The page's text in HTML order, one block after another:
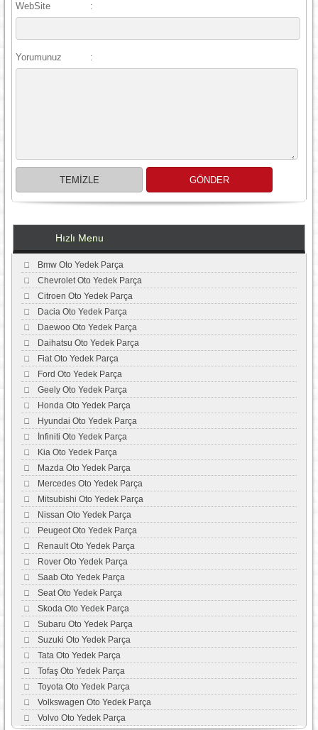
WebSite :
Yorumunuz :
Hızlı Menu
Bmw Oto Yedek Parça
Chevrolet Oto Yedek Parça
Citroen Oto Yedek Parça
Dacia Oto Yedek Parça
Daewoo Oto Yedek Parça
Daihatsu Oto Yedek Parça
Fiat Oto Yedek Parça
Ford Oto Yedek Parça
Geely Oto Yedek Parça
Honda Oto Yedek Parça
Hyundai Oto Yedek Parça
İnfiniti Oto Yedek Parça
Kia Oto Yedek Parça
Mazda Oto Yedek Parça
Mercedes Oto Yedek Parça
Mitsubishi Oto Yedek Parça
Nissan Oto Yedek Parça
Peugeot Oto Yedek Parça
Renault Oto Yedek Parça
Rover Oto Yedek Parça
Saab Oto Yedek Parça
Seat Oto Yedek Parça
Skoda Oto Yedek Parça
Subaru Oto Yedek Parça
Suzuki Oto Yedek Parça
Tata Oto Yedek Parça
Tofaş Oto Yedek Parça
Toyota Oto Yedek Parça
Volkswagen Oto Yedek Parça
Volvo Oto Yedek Parça